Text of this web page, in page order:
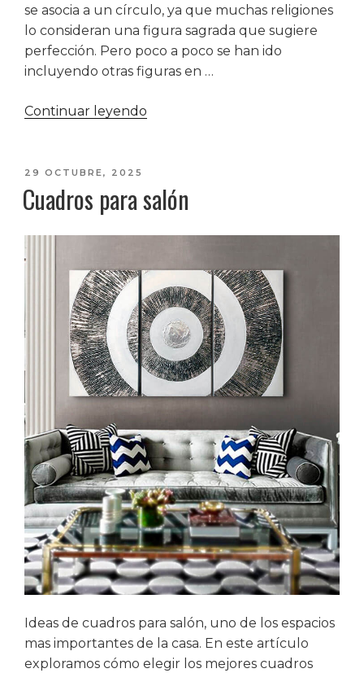
se asocia a un círculo, ya que muchas religiones
lo consideran una figura sagrada que sugiere
perfección. Pero poco a poco se han ido
incluyendo otras figuras en …
Continuar leyendo
moda
en
decoración»
PUBLICADO
29 OCTUBRE, 2025
Cuadros para salón
Ideas de cuadros para salón, uno de los espacios
mas importantes de la casa. En este artículo
exploramos cómo elegir los mejores cuadros